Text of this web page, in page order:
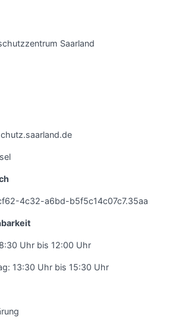
Saarland
4c32-a6bd-b5f5c14c07c7.35aa
Uhr bis 12:00 Uhr
13:30 Uhr bis 15:30 Uhr